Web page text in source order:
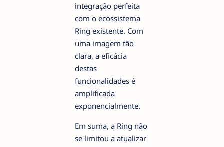
integração perfeita
com o ecossistema
Ring existente. Com
uma imagem tão
clara, a eficácia
destas
funcionalidades é
amplificada
exponencialmente.
Em suma, a Ring não
se limitou a atualizar